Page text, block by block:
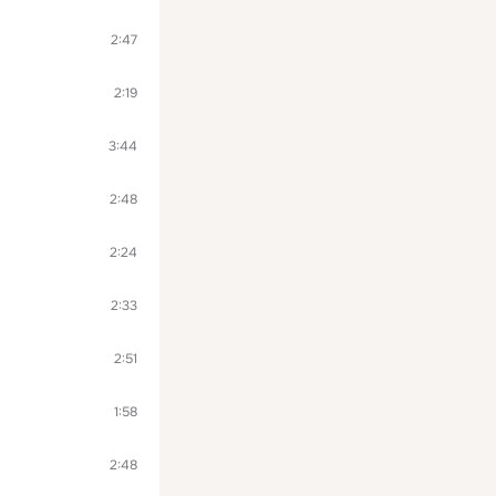
2:47
2:19
3:44
2:48
2:24
2:33
2:51
1:58
2:48